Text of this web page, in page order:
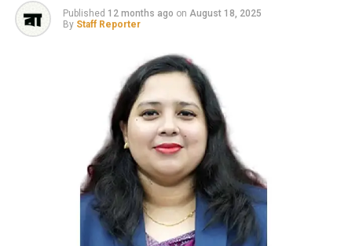
Published 12 months ago on August 18, 2025
By Staff Reporter